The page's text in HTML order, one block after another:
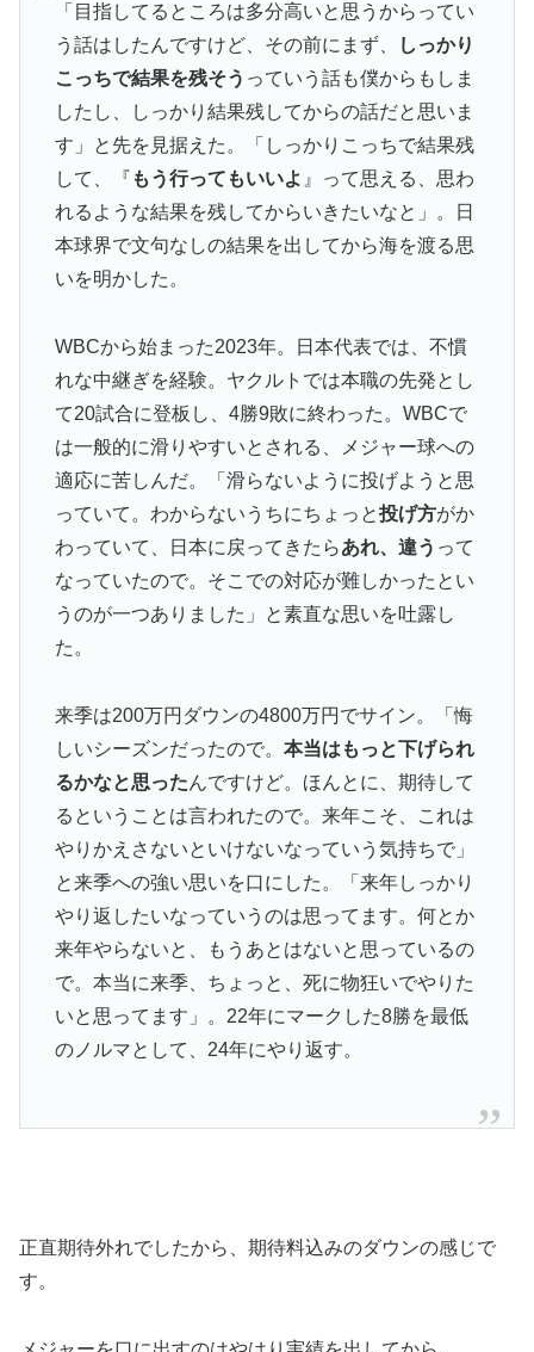
「目指してるところは多分高いと思うからってい
う話はしたんですけど、その前にまず、
しっかり
こっちで結果を残そう っていう話も僕からもしま
したし、しっかり結果残してからの話だと思いま
す」と先を見据えた。「しっかりこっちで結果残
して、『 もう行ってもいいよ 』って思える、思わ
れるような結果を残してからいきたいなと」。日
本球界で文句なしの結果を出してから海を渡る思
いを明かした。
WBCから始まった2023年。日本代表では、不慣
れな中継ぎを経験。ヤクルトでは本職の先発とし
て20試合に登板し、4勝9敗に終わった。WBCで
は一般的に滑りやすいとされる、メジャー球への
適応に苦しんだ。「滑らないように投げようと思
っていて。わからないうちにちょっと投げ方がか
わっていて、日本に戻ってきたらあれ、違う って
なっていたので。そこでの対応が難しかったとい
うのが一つありました」と素直な思いを吐露し
た。
来季は200万円ダウンの4800万円でサイン。「悔
しいシーズンだったので。 本当はもっと下げられ
るかなと思ったんですけど。ほんとに、期待して
るということは言われたので。来年こそ、これは
やりかえさないといけないなっていう気持ちで」
と来季への強い思いを口にした。「来年しっかり
やり返したいなっていうのは思ってます。何とか
来年やらないと、もうあとはないと思っているの
で。本当に来季、ちょっと、死に物狂いでやりた
いと思ってます」。22年にマークした8勝を最低
のノルマとして、24年にやり返す。
正直期待外れでしたから、期待料込みのダウンの感じで
す。